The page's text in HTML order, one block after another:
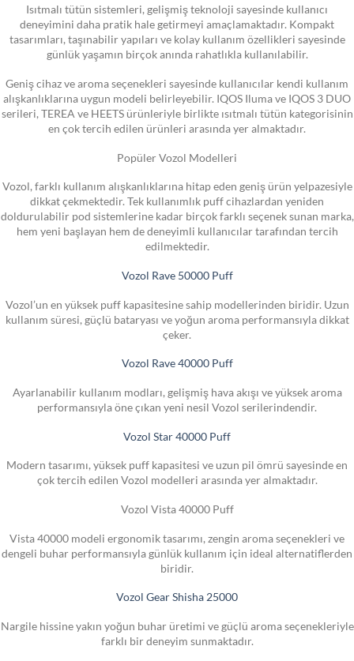
Isıtmalı tütün sistemleri, gelişmiş teknoloji sayesinde kullanıcı
deneyimini daha pratik hale getirmeyi amaçlamaktadır. Kompakt
tasarımları, taşınabilir yapıları ve kolay kullanım özellikleri sayesinde
günlük yaşamın birçok anında rahatlıkla kullanılabilir.
Geniş cihaz ve aroma seçenekleri sayesinde kullanıcılar kendi kullanım
alışkanlıklarına uygun modeli belirleyebilir. IQOS Iluma ve IQOS 3 DUO
serileri, TEREA ve HEETS ürünleriyle birlikte ısıtmalı tütün kategorisinin
en çok tercih edilen ürünleri arasında yer almaktadır.
Popüler Vozol Modelleri
Vozol, farklı kullanım alışkanlıklarına hitap eden geniş ürün yelpazesiyle
dikkat çekmektedir. Tek kullanımlık puff cihazlardan yeniden
doldurulabilir pod sistemlerine kadar birçok farklı seçenek sunan marka,
hem yeni başlayan hem de deneyimli kullanıcılar tarafından tercih
edilmektedir.
Vozol Rave 50000 Puff
Vozol’un en yüksek puff kapasitesine sahip modellerinden biridir. Uzun
kullanım süresi, güçlü bataryası ve yoğun aroma performansıyla dikkat
çeker.
Vozol Rave 40000 Puff
Ayarlanabilir kullanım modları, gelişmiş hava akışı ve yüksek aroma
performansıyla öne çıkan yeni nesil Vozol serilerindendir.
Vozol Star 40000 Puff
Modern tasarımı, yüksek puff kapasitesi ve uzun pil ömrü sayesinde en
çok tercih edilen Vozol modelleri arasında yer almaktadır.
Vozol Vista 40000 Puff
Vista 40000 modeli ergonomik tasarımı, zengin aroma seçenekleri ve
dengeli buhar performansıyla günlük kullanım için ideal alternatiflerden
biridir.
Vozol Gear Shisha 25000
Nargile hissine yakın yoğun buhar üretimi ve güçlü aroma seçenekleriyle
farklı bir deneyim sunmaktadır.